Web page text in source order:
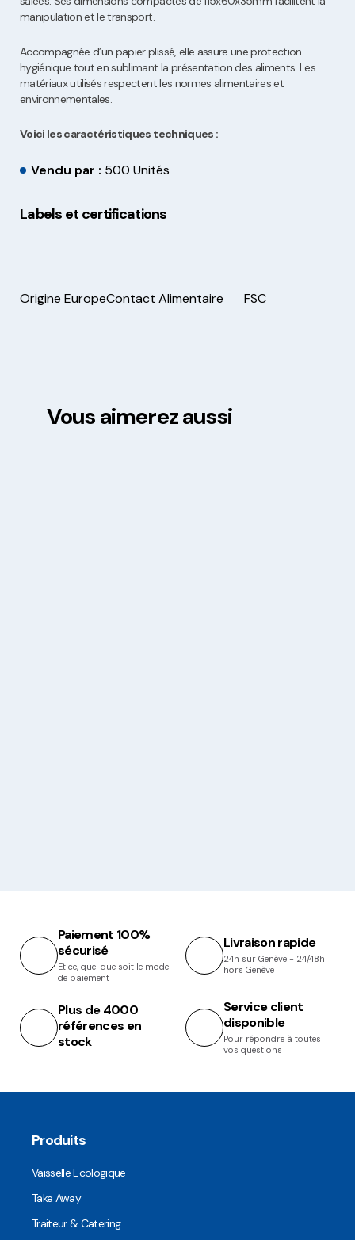
manipulation et le transport.
Accompagnée d’un papier plissé, elle assure une protection
hygiénique tout en sublimant la présentation des aliments. Les
matériaux utilisés respectent les normes alimentaires et
environnementales.
Voici les caractéristiques techniques :
Vendu par : 500 Unités
Labels et certifications
Origine EuropeContact Alimentaire FSC
Vous aimerez aussi
Paiement 100%
sécurisé
Et ce, quel que soit le mode
de paiement
Livraison rapide
24h sur Genève - 24/48h
hors Genève
Plus de 4000
références en
stock
Service client
disponible
Pour répondre à toutes
vos questions
Produits
Vaisselle Ecologique
Take Away
Traiteur & Catering